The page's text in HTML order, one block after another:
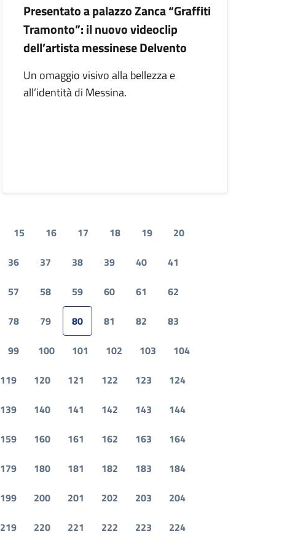
Presentato a palazzo Zanca “Graffiti
Tramonto”: il nuovo videoclip
dell’artista messinese Delvento
Un omaggio visivo alla bellezza e
all’identità di Messina.
15 16 17 18 19
20
36 37 38 39 40
41
57 58 59 60 61
62
78 79 80 81 82
83
99 100 101 102 103
104
119 120 121 122 123
124
139 140 141 142 143
144
159 160 161 162 163
164
179 180 181 182 183
184
199 200 201 202 203
204
219 220 221 222 223 224